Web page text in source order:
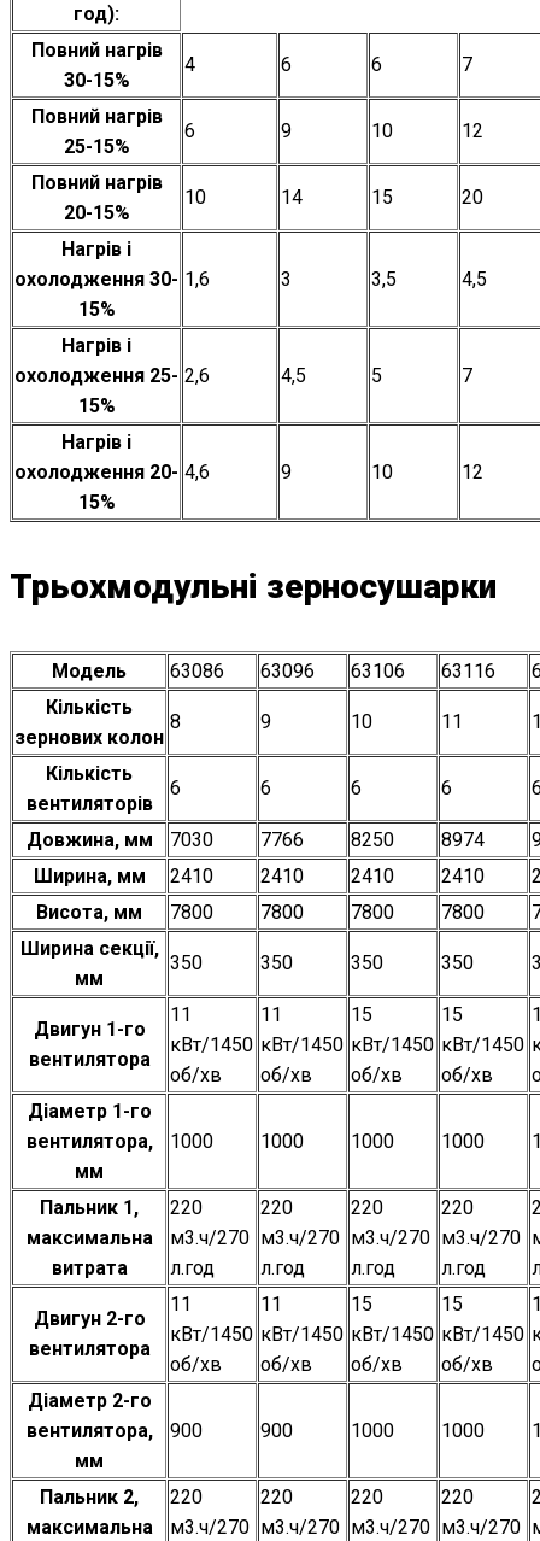
год):
Повний нагрів
30-15%
4 6 6 7
Повний нагрів
25-15%
6 9 10 12
Повний нагрів
20-15%
10 14 15 20
Нагрів і
охолодження 30-
15%
1,6 3 3,5 4,5
Нагрів і
охолодження 25-
15%
2,6 4,5 5 7
Нагрів і
охолодження 20-
15%
4,6 9 10 12
Трьохмодульні зерносушарки
Модель 63086 63096 63106 63116
Кількість
зернових колон
8 9 10 11
Кількість
вентиляторів
6 6 6 6
Довжина, мм 7030 7766 8250 8974
Ширина, мм
2410 2410 2410 2410
Висота, мм
7800 7800 7800 7800
Ширина секції,
мм
350 350 350 350
Двигун 1-го
вентилятора
11
кВт/1450
об/хв
11
кВт/1450
об/хв
15
кВт/1450
об/хв
15
кВт/1450
об/хв
Діаметр 1-го
вентилятора,
мм
1000 1000 1000 1000
Пальник 1,
максимальна
витрата
220
м3.ч/270
л.год
220
м3.ч/270
л.год
220
м3.ч/270
л.год
220
м3.ч/270
л.год
Двигун 2-го
вентилятора
11
кВт/1450
об/хв
11
кВт/1450
об/хв
15
кВт/1450
об/хв
15
кВт/1450
об/хв
Діаметр 2-го
вентилятора,
мм
900 900 1000 1000
Пальник 2,
максимальна
220
м3.ч/270
220
м3.ч/270
220
м3.ч/270
220
м3.ч/270